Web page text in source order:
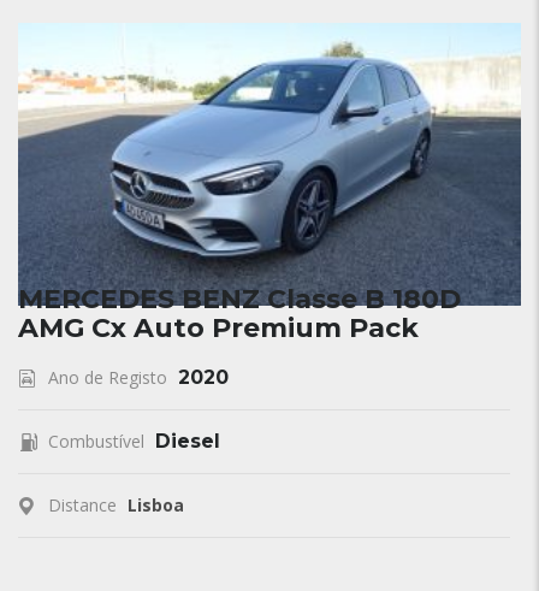
MERCEDES BENZ Classe B 180D
AMG Cx Auto Premium Pack
Ano de Registo 2020
Combustível Diesel
Distance Lisboa